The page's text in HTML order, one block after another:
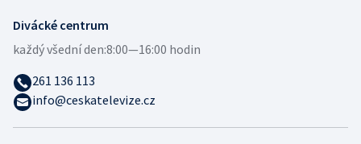
Divácké centrum
každý všední den:8:00—16:00 hodin
261 136 113
info@ceskatelevize.cz